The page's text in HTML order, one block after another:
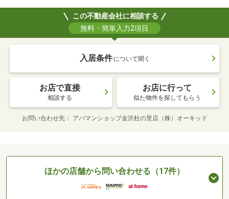
この不動産会社に相談する
無料・簡単入力2項目
入居条件 について聞く
お店で直接
相談する
お店に行って
似た物件を探してもらう
お問い合わせ先 アパマンショップ金沢杜の里店（株）オーキッド
ほかの店舗から問い合わせる（17件）